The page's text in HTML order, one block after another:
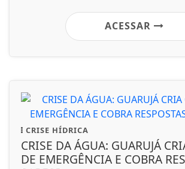
ACESSAR
CRISE HÍDRICA
CRISE DA ÁGUA: GUARUJÁ
DE EMERGÊNCIA E COBRA